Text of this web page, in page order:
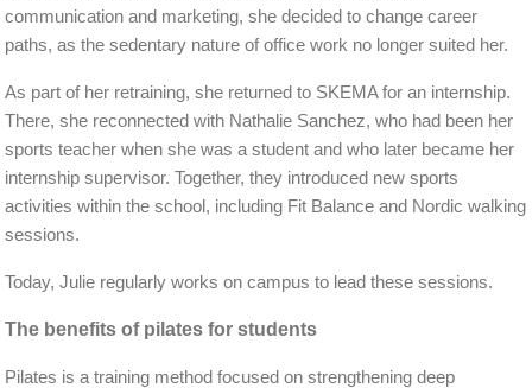
communication and marketing, she decided to change career
paths, as the sedentary nature of office work no longer suited her.
As part of her retraining, she returned to SKEMA for an internship.
There, she reconnected with Nathalie Sanchez, who had been her
sports teacher when she was a student and who later became her
internship supervisor. Together, they introduced new sports
activities within the school, including Fit Balance and Nordic walking
sessions.
Today, Julie regularly works on campus to lead these sessions.
The benefits of pilates for students
Pilates is a training method focused on strengthening deep